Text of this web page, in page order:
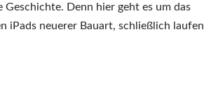
Denn hier geht es um das
iPads neuerer Bauart, schließlich laufen